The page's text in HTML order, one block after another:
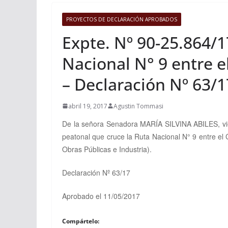
PROYECTOS DE DECLARACIÓN APROBADOS
Expte. Nº 90-
Nacional N° 9 entre
– Declaración Nº 63/
abril 19, 2017 Agustin Tommasi
De la señora Senadora MARÍA SILVINA ABILES,
peatonal que cruce la Ruta Nacional N° 9 entre
Obras Públicas e Industria).
Declaración Nº 63/17
Aprobado el 11/05/2017
Compártelo: